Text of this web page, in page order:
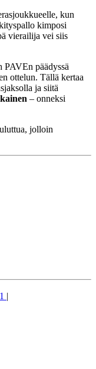
kun
kimposi
vierailija vei siis
päädyssä
ottelun. Tällä kertaa
ja siitä
– onneksi
jolloin
|